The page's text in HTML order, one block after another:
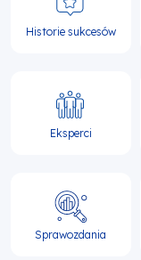
Historie sukcesów
Eksperci
Sprawozdania